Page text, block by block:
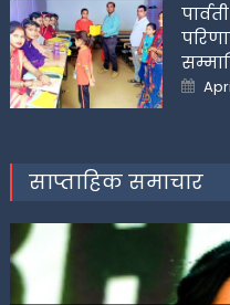
on
साप्ताहिक समाचार